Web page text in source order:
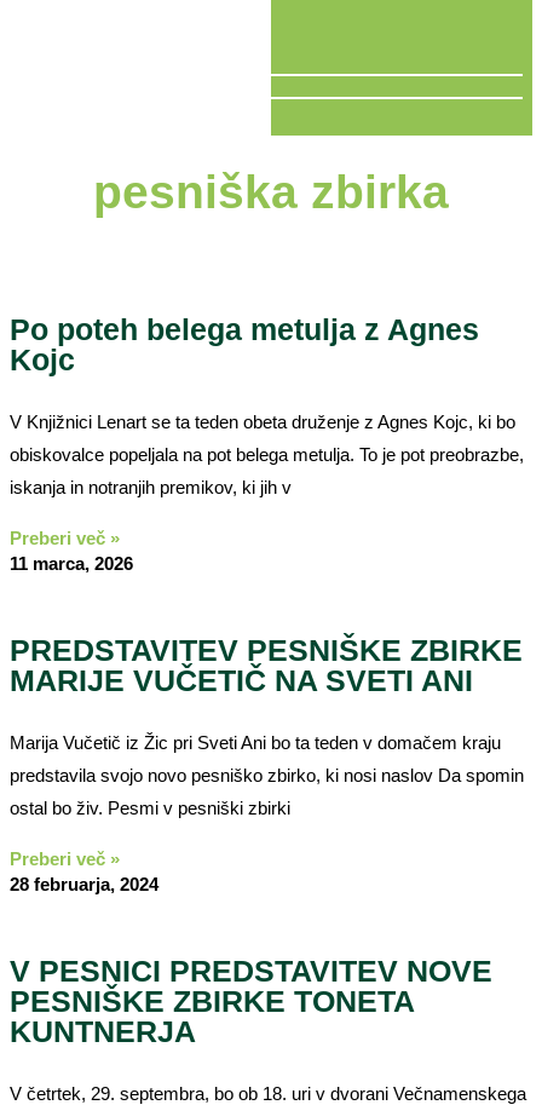
pesniška zbirka
Po poteh belega metulja z Agnes
Kojc
V Knjižnici Lenart se ta teden obeta druženje z Agnes Kojc, ki bo
obiskovalce popeljala na pot belega metulja. To je pot preobrazbe,
iskanja in notranjih premikov, ki jih v
Preberi več »
11 marca, 2026
PREDSTAVITEV PESNIŠKE ZBIRKE
MARIJE VUČETIČ NA SVETI ANI
Marija Vučetič iz Žic pri Sveti Ani bo ta teden v domačem kraju
predstavila svojo novo pesniško zbirko, ki nosi naslov Da spomin
ostal bo živ. Pesmi v pesniški zbirki
Preberi več »
28 februarja, 2024
V PESNICI PREDSTAVITEV NOVE
PESNIŠKE ZBIRKE TONETA
KUNTNERJA
V četrtek, 29. septembra, bo ob 18. uri v dvorani Večnamenskega